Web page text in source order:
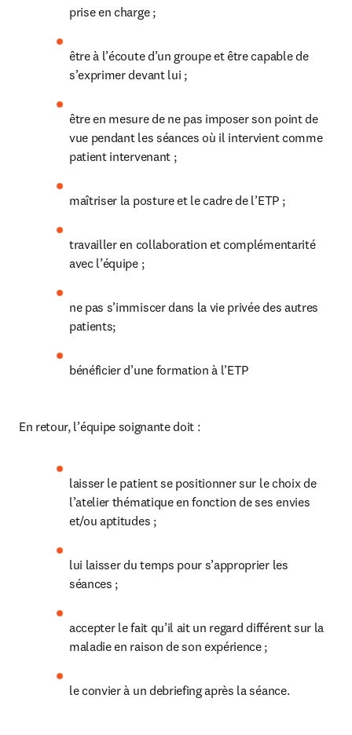
prise en charge ;
être à l’écoute d’un groupe et être capable de
s’exprimer devant lui ;
être en mesure de ne pas imposer son point de
vue pendant les séances où il intervient comme
patient intervenant ;
maîtriser la posture et le cadre de l’ETP ;
travailler en collaboration et complémentarité
avec l’équipe ;
ne pas s’immiscer dans la vie privée des autres
patients;
bénéficier d’une formation à l’ETP
En retour, l’équipe soignante doit :
laisser le patient se positionner sur le choix de
l’atelier thématique en fonction de ses envies
et/ou aptitudes ;
lui laisser du temps pour s’approprier les
séances ;
accepter le fait qu’il ait un regard différent sur la
maladie en raison de son expérience ;
le convier à un debriefing après la séance.